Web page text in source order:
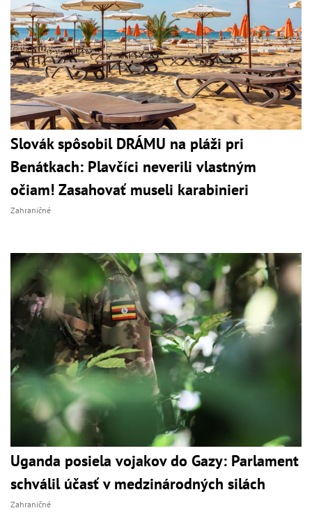
Slovák spôsobil DRÁMU na pláži pri
Benátkach: Plavčíci neverili vlastným
očiam! Zasahovať museli karabinieri
Zahraničné
Uganda posiela vojakov do Gazy: Parlament
schválil účasť v medzinárodných silách
Zahraničné